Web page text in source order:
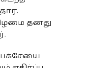
தனது